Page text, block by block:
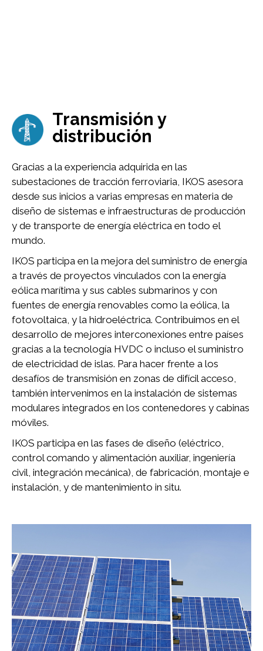
Imagen
Transmisión y
distribución
Gracias a la experiencia adquirida en las
subestaciones de tracción ferroviaria, IKOS asesora
desde sus inicios a varias empresas en materia de
diseño de sistemas e infraestructuras de producción
y de transporte de energía eléctrica en todo el
mundo.
IKOS participa en la mejora del suministro de energía
a través de proyectos vinculados con la energía
eólica marítima y sus cables submarinos y con
fuentes de energía renovables como la eólica, la
fotovoltaica, y la hidroeléctrica. Contribuimos en el
desarrollo de mejores interconexiones entre países
gracias a la tecnología HVDC o incluso el suministro
de electricidad de islas. Para hacer frente a los
desafíos de transmisión en zonas de difícil acceso,
también intervenimos en la instalación de sistemas
modulares integrados en los contenedores y cabinas
móviles.
IKOS participa en las fases de diseño (eléctrico,
control comando y alimentación auxiliar, ingeniería
civil, integración mecánica), de fabricación, montaje e
instalación, y de mantenimiento in situ.